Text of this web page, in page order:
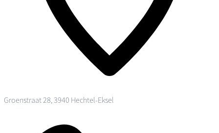
Groenstraat 28, 3940 Hechtel-Eksel